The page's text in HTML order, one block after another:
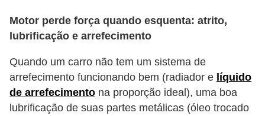
Motor perde força quando esquenta: atrito,
lubrificação e arrefecimento
Quando um carro não tem um sistema de
arrefecimento funcionando bem (radiador e líquido
de arrefecimento na proporção ideal), uma boa
lubrificação de suas partes metálicas (óleo trocado